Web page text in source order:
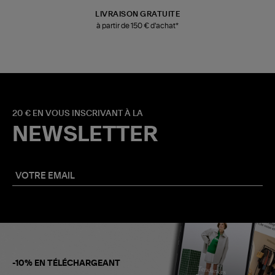
LIVRAISON GRATUITE
à partir de 150 € d'achat*
20 € EN VOUS INSCRIVANT À LA
NEWSLETTER
-10% EN TÉLÉCHARGEANT